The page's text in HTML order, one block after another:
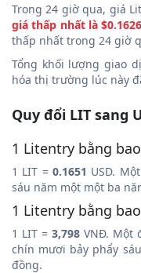
Trong 24 giờ qua, giá
giá thấp nhất là $0.1626
thấp nhất trong 24 giờ
Tổng khối lượng giao
hóa thị trường lúc này
Quy đổi LIT sang
1 Litentry bằng
1 LIT =0.1651 USD.
sáu năm một một ba
1 Litentry bằng
1 LIT = 3,798VNĐ. Một
chín mươi bảy phẩy
đồng.